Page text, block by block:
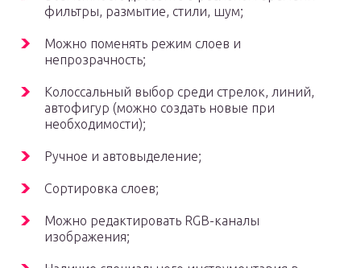
фильтры, размытие, стили, шум;
Можно поменять режим слоев и
непрозрачность;
Колоссальный выбор среди стрелок, линий,
автофигур (можно создать новые при
необходимости);
Ручное и автовыделение;
Сортировка слоев;
Можно редактировать RGB-каналы
изображения;